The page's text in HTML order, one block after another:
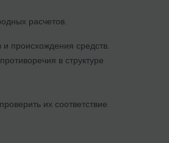
расчетов.
происхождения средств.
в структуре
их соответствие